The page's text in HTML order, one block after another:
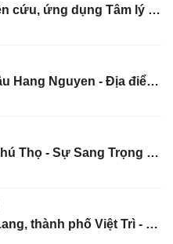
Trung tâm Nghiên cứu, ứng dụng Tâm lý và Giáo dục Vầng Dương: Can Thiệp cho Trẻ Đặc Biệt
Spa Tóc & Da đầu Hang Nguyen - Địa điểm làm đẹp và thư giãn da đầu tại Việt Trì
Mường Thanh Phú Thọ - Sự Sang Trọng và Tiện Nghi ở Tỉnh Phú Thọ
Công viên Văn Lang, thành phố Việt Trì - Minh chứng lịch sử của thành phố ngã ba sông